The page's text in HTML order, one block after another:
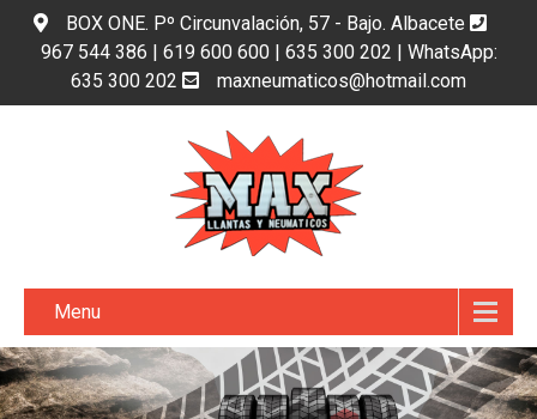
BOX ONE. Pº Circunvalación, 57 - Bajo. Albacete
967 544 386 | 619 600 600 | 635 300 202 | WhatsApp:
635 300 202
maxneumaticos@hotmail.com
Menu